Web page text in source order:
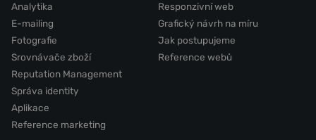
Analytika
E-mailing
Fotografie
Srovnávače zboží
Reputation Management
Správa identity
Aplikace
Reference marketing
Responzivní web
Grafický návrh na míru
Jak postupujeme
Reference webů